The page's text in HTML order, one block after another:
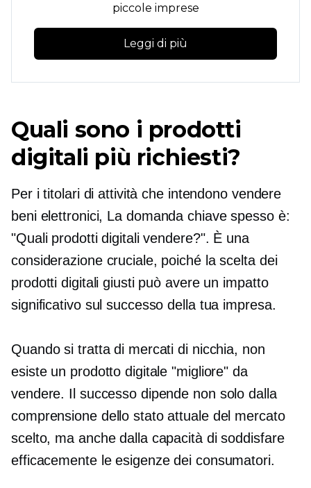
piccole imprese
Leggi di più
Quali sono i prodotti
digitali più richiesti?
Per i titolari di attività che intendono vendere
beni elettronici, La domanda chiave spesso è:
"Quali prodotti digitali vendere?". È una
considerazione cruciale, poiché la scelta dei
prodotti digitali giusti può avere un impatto
significativo sul successo della tua impresa.
Quando si tratta di mercati di nicchia, non
esiste un prodotto digitale "migliore" da
vendere. Il successo dipende non solo dalla
comprensione dello stato attuale del mercato
scelto, ma anche dalla capacità di soddisfare
efficacemente le esigenze dei consumatori.